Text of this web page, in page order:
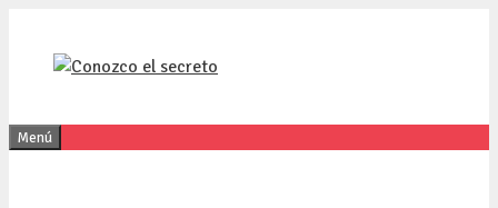
contenido
Menú